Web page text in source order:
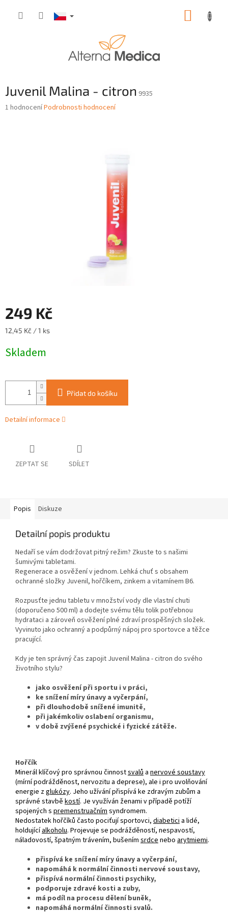
Juvenil Malina - citron 9935
Průměrné
1 hodnoceníPodrobnosti hodnocení
249 Kč
Měrná
12,45 Kč / 1 ks
Skladem
Přidat do košíku
Detailní informace
ZEPTAT SE SDÍLET
Popis Diskuze
Detailní popis produktu
Nedaří se vám dodržovat pitný režim? Zkuste to s našimi
šumivými tabletami.
Regenerace a osvěžení v jednom. Lehká chuť s obsahem
ochranné složky Juvenil, hořčíkem, zinkem a vitamínem B6.
Rozpusťte jednu tabletu v množství vody dle vlastní chuti
(doporučeno 500 ml) a dodejte svému tělu tolik potřebnou
hydrataci a zároveň osvěžení plné zdraví prospěšných složek.
Vyvinuto jako ochranný a podpůrný nápoj pro sportovce a těžce
pracující.
Kdy je ten správný čas zapojit Juvenil Malina - citron do svého
životního stylu?
jako osvěžení při sportu i v práci,
ke snížení míry únavy a vyčerpání,
při dlouhodobě snížené imunitě,
při jakémkoliv oslabení organismu,
v době zvýšené psychické i fyzické zátěže.
Hořčík
Minerál klíčový pro správnou činnostsvalů a nervové soustavy
(mírní podrážděnost, nervozitu a deprese), ale i pro uvolňování
energie zglukózy. Jeho užívání přispívá ke zdravým zubům a
správné stavbě kostí. Je využíván ženami v případě potíží
spojených s premenstruačnímsyndromem.
Nedostatek hořčíků často pociťují sportovci, diabetici a lidé,
holdujícíalkoholu. Projevuje se podrážděností, nespavostí,
náladovostí, špatným trávením, bušením srdcenebo arytmiemi.
přispívá ke snížení míry únavy a vyčerpání,
napomáhá k normální činnosti nervové soustavy,
přispívá normální činnosti psychiky,
podporuje zdravé kosti a zuby,
má podíl na procesu dělení buněk,
napomáhá normální činnosti svalů.